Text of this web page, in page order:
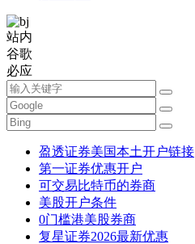
站内
谷歌
必应
盈透证券美国本土开户链接
第一证券优惠开户
可交易比特币的券商
美股开户条件
0门槛港美股券商
复星证券2026最新优惠